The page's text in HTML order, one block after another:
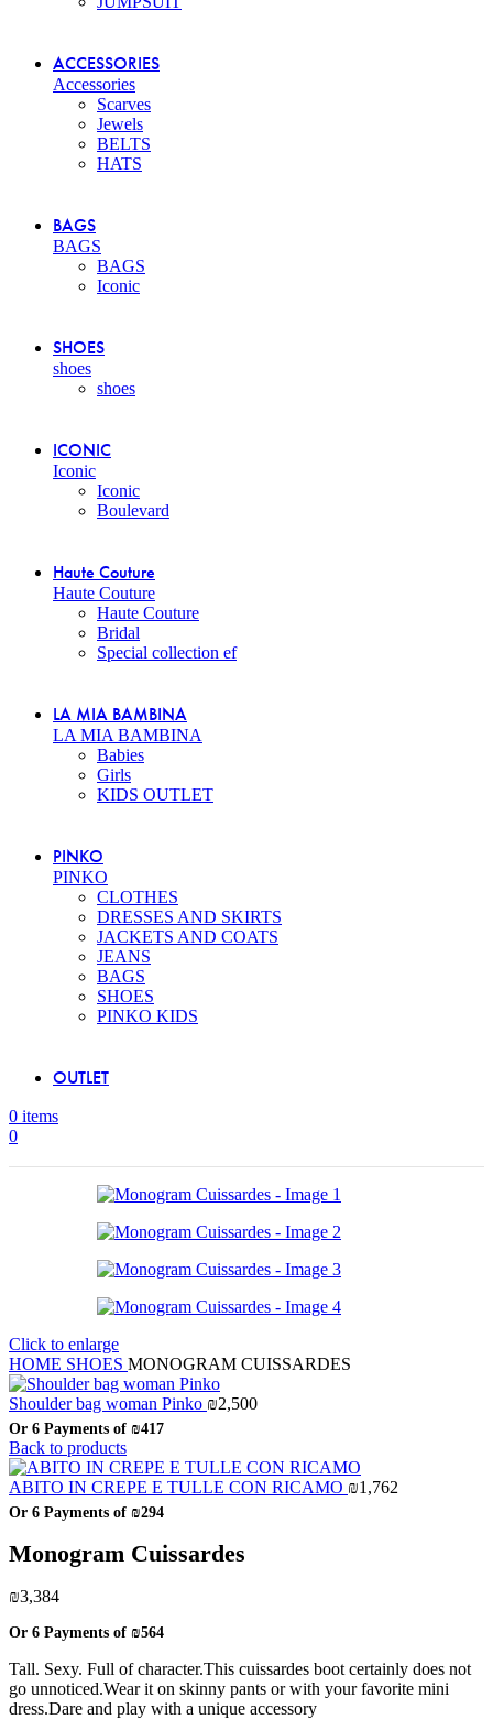
ACCESSORIES
Accessories
Scarves
Jewels
BELTS
HATS
BAGS
BAGS
BAGS
Iconic
SHOES
shoes
shoes
ICONIC
Iconic
Iconic
Boulevard
Haute Couture
Haute Couture
Haute Couture
Bridal
Special collection ef
LA MIA BAMBINA
LA MIA BAMBINA
Babies
Girls
KIDS OUTLET
PINKO
PINKO
CLOTHES
DRESSES AND SKIRTS
JACKETS AND COATS
JEANS
BAGS
SHOES
PINKO KIDS
OUTLET
0 items
0
Click to enlarge
HOME SHOES MONOGRAM CUISSARDES
Shoulder bag woman Pinko ₪2,500
Or 6 Payments of ₪417
Back to products
ABITO IN CREPE E TULLE CON RICAMO ₪1,762
Or 6 Payments of ₪294
Monogram Cuissardes
₪3,384
Or 6 Payments of ₪564
Tall. Sexy. Full of character.This cuissardes boot certainly does not
go unnoticed.Wear it on skinny pants or with your favorite mini
dress.Dare and play with a unique accessory